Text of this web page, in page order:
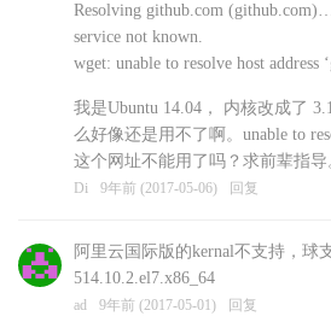
Resolving github.com
service not known.
wget: unable to resolve host address
我是Ubuntu 14.04， 内核改成了
么好像还是用不了啊。unable to
这个网址不能用了吗？求前辈指
Di 9年前 (2017-05-06) 回复
阿里云国际版的kernal不支持，球
514.10.2.el7.x86_64
ad 9年前 (2017-05-01) 回复